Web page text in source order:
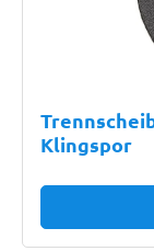
Klingspor